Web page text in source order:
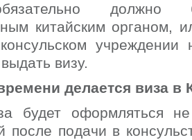
должно
китайским органом,
визу.
делается виза в
будет оформляться
после подачи в